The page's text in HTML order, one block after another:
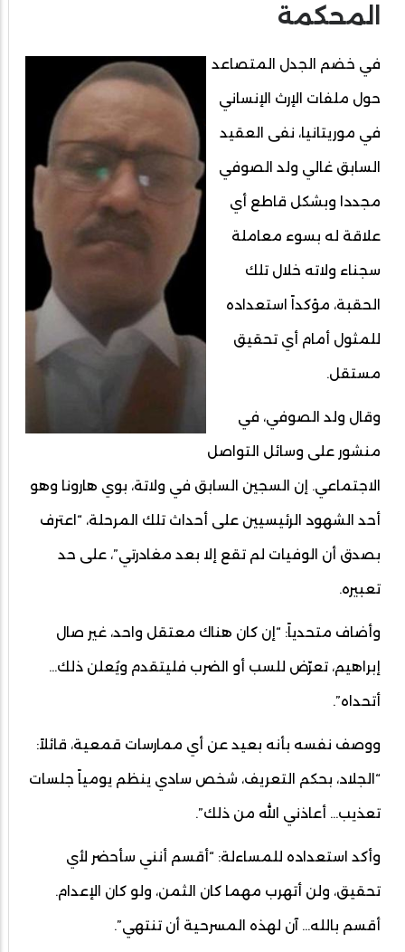
المحكمة
في خضم الجدل المتصاعد
حول ملفات الإرث الإنساني
في موريتانيا، نفى العقيد
السابق غالي ولد الصوفي
مجددا وبشكل قاطع أي
علاقة له بسوء معاملة
سجناء ولاته خلال تلك
الحقبة، مؤكداً استعداده
للمثول أمام أي تحقيق
مستقل.
وقال ولد الصوفي، في
منشور على وسائل التواصل
الاجتماعي. إن السجين السابق في ولاتة، بوي هارونا وهو
أحد الشهود الرئيسيين على أحداث تلك المرحلة، “اعترف
بصدق أن الوفيات لم تقع إلا بعد مغادرتي”، على حد
تعبيره.
وأضاف متحدياً: “إن كان هناك معتقل واحد، غير صال
إبراهيم، تعرّض للسب أو الضرب فليتقدم ويُعلن ذلك…
أتحداه”.
ووصف نفسه بأنه بعيد عن أي ممارسات قمعية، قائلاً:
“الجلاد، بحكم التعريف، شخص سادي ينظم يومياً جلسات
تعذيب… أعاذني الله من ذلك”.
وأكد استعداده للمساءلة: “أقسم أنني سأحضر لأي
تحقيق، ولن أتهرب مهما كان الثمن، ولو كان الإعدام.
أقسم بالله... آن لهذه المسرحية أن تنتهي”.